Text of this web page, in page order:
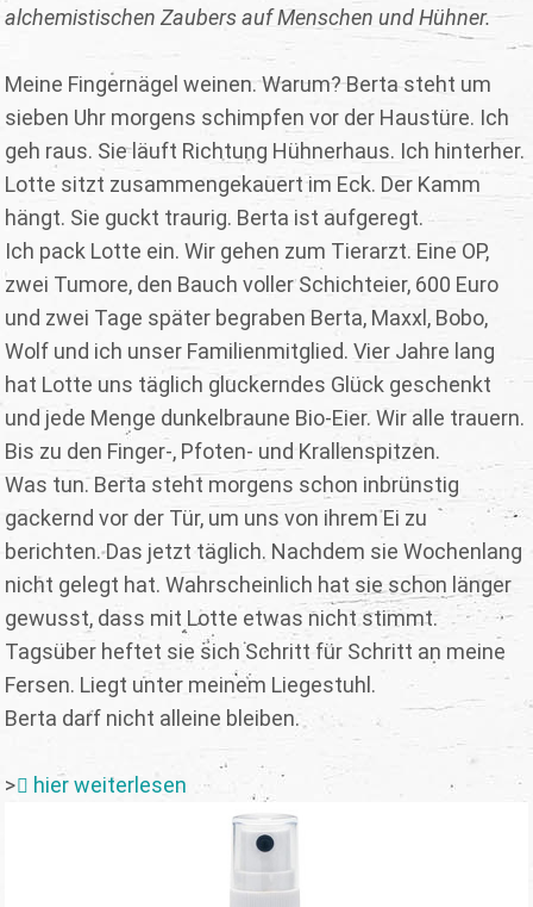
alchemistischen Zaubers auf Menschen und Hühner.
Meine Fingernägel weinen. Warum? Berta steht um
sieben Uhr morgens schimpfen vor der Haustüre. Ich
geh raus. Sie läuft Richtung Hühnerhaus. Ich hinterher.
Lotte sitzt zusammengekauert im Eck. Der Kamm
hängt. Sie guckt traurig. Berta ist aufgeregt.
Ich pack Lotte ein. Wir gehen zum Tierarzt. Eine OP,
zwei Tumore, den Bauch voller Schichteier, 600 Euro
und zwei Tage später begraben Berta, Maxxl, Bobo,
Wolf und ich unser Familienmitglied. Vier Jahre lang
hat Lotte uns täglich gluckerndes Glück geschenkt
und jede Menge dunkelbraune Bio-Eier. Wir alle trauern.
Bis zu den Finger-, Pfoten- und Krallenspitzen.
Was tun. Berta steht morgens schon inbrünstig
gackernd vor der Tür, um uns von ihrem Ei zu
berichten. Das jetzt täglich. Nachdem sie Wochenlang
nicht gelegt hat. Wahrscheinlich hat sie schon länger
gewusst, dass mit Lotte etwas nicht stimmt.
Tagsüber heftet sie sich Schritt für Schritt an meine
Fersen. Liegt unter meinem Liegestuhl.
Berta darf nicht alleine bleiben.
> hier weiterlesen